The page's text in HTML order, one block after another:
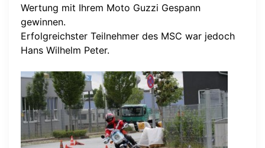
Wertung mit Ihrem Moto Guzzi Gespann
gewinnen.
Erfolgreichster Teilnehmer des MSC war jedoch
Hans Wilhelm Peter.